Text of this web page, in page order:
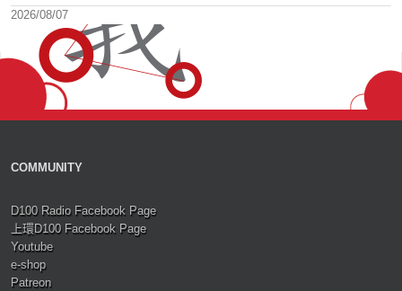
2026/08/07
COMMUNITY
D100 Radio Facebook Page
上環D100 Facebook Page
Youtube
e-shop
Patreon